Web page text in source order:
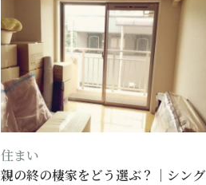
住まい
親の終の棲家をどう選ぶ？｜シング